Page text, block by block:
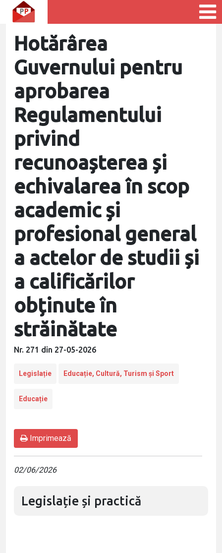
Hotărârea
Guvernului pentru
aprobarea
Regulamentului
privind
recunoașterea și
echivalarea în scop
academic și
profesional general
a actelor de studii și
a calificărilor
obținute în
străinătate
Nr. 271 din 27-05-2026
Legislație Educație, Cultură, Turism și Sport
Educație
Imprimează
02/06/2026
Legislație și practică